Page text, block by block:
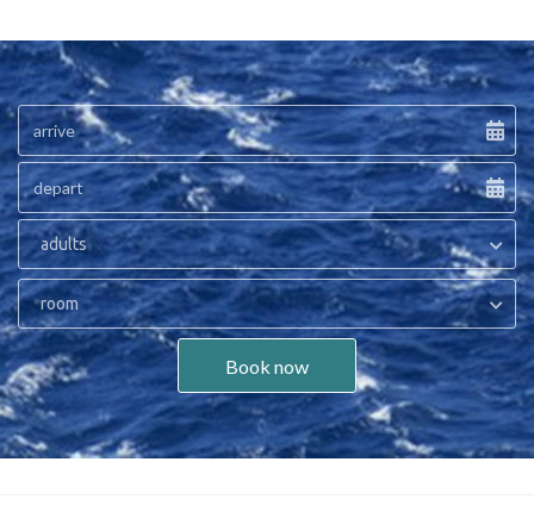
adults
room
Book now